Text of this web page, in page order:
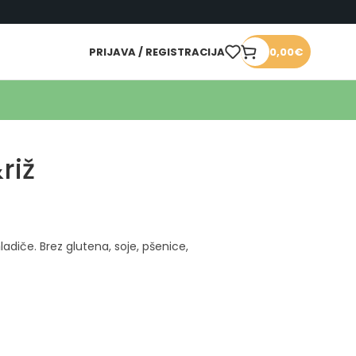
PRIJAVA / REGISTRACIJA 0,00€
Brez glutena, soje, pšenice,